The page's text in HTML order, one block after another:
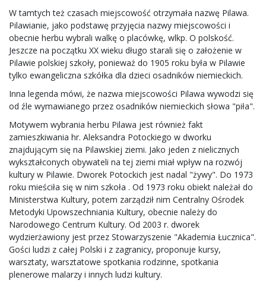
W tamtych też czasach miejscowość otrzymała nazwę Pilawa.
Pilawianie, jako podstawę przyjęcia nazwy miejscowości i
obecnie herbu wybrali walkę o placówkę, wlkp. O polskość.
Jeszcze na początku XX wieku długo starali się o założenie w
Pilawie polskiej szkoły, ponieważ do 1905 roku była w Pilawie
tylko ewangeliczna szkółka dla dzieci osadników niemieckich.
Inna legenda mówi, że nazwa miejscowości Pilawa wywodzi się
od źle wymawianego przez osadników niemieckich słowa "piła".
Motywem wybrania herbu Pilawa jest również fakt
zamieszkiwania hr. Aleksandra Potockiego w dworku
znajdującym się na Pilawskiej ziemi. Jako jeden z nielicznych
wykształconych obywateli na tej ziemi miał wpływ na rozwój
kultury w Pilawie. Dworek Potockich jest nadal "żywy". Do 1973
roku mieściła się w nim szkoła . Od 1973 roku obiekt należał do
Ministerstwa Kultury, potem zarządził nim Centralny Ośrodek
Metodyki Upowszechniania Kultury, obecnie należy do
Narodowego Centrum Kultury. Od 2003 r. dworek
wydzierżawiony jest przez Stowarzyszenie "Akademia Łucznica".
Gości ludzi z całej Polski i z zagranicy, proponuje kursy,
warsztaty, warsztatowe spotkania rodzinne, spotkania
plenerowe malarzy i innych ludzi kultury.